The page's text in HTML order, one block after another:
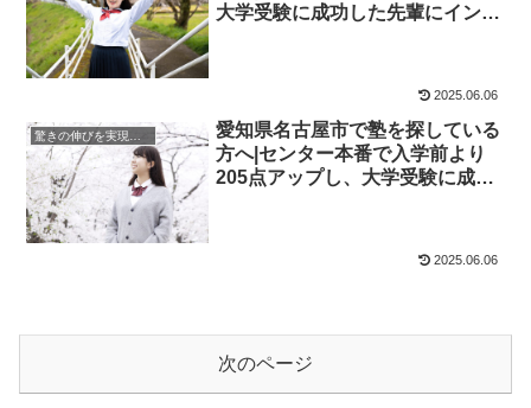
大学受験に成功した先輩にインタ
2025.06.06
愛知県名古屋市で塾を探している
方へ|センター本番で入学前より
205点アップし、大学受験に成功
2025.06.06
次のページ